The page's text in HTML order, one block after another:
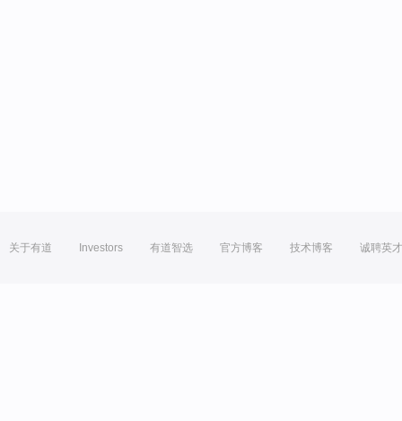
关于有道 Investors 有道智选 官方博客 技术博客 诚聘英才